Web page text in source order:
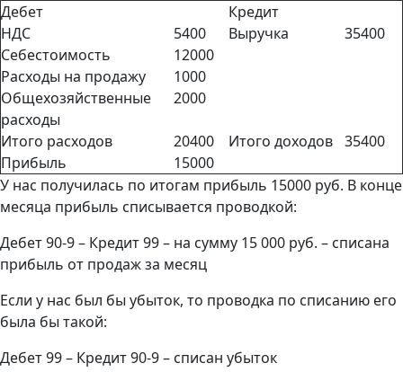
Дебет
Кредит
НДС
5400 Выручка
35400
Себестоимость
12000
Расходы на продажу
1000
Общехозяйственные
расходы
2000
Итого расходов 20400 Итого доходов 35400
Прибыль
15000
У нас получилась по итогам прибыль 15000 руб. В конце
месяца прибыль списывается проводкой:
Дебет 90-9 – Кредит 99 – на сумму 15 000 руб. – списана
прибыль от продаж за месяц
Если у нас был бы убыток, то проводка по списанию его
была бы такой:
Дебет 99 – Кредит 90-9 – списан убыток